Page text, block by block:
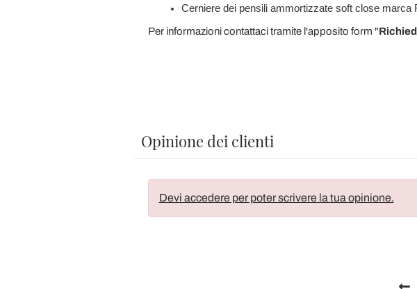
Cerniere dei pensili ammortizzate soft close marca
Per informazioni contattaci tramite l'apposito form "
Opinione dei clienti
Devi accedere per poter scrivere la tua opinione.